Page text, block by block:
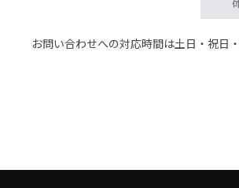
お問い合わせへの対応時間は土日・祝日